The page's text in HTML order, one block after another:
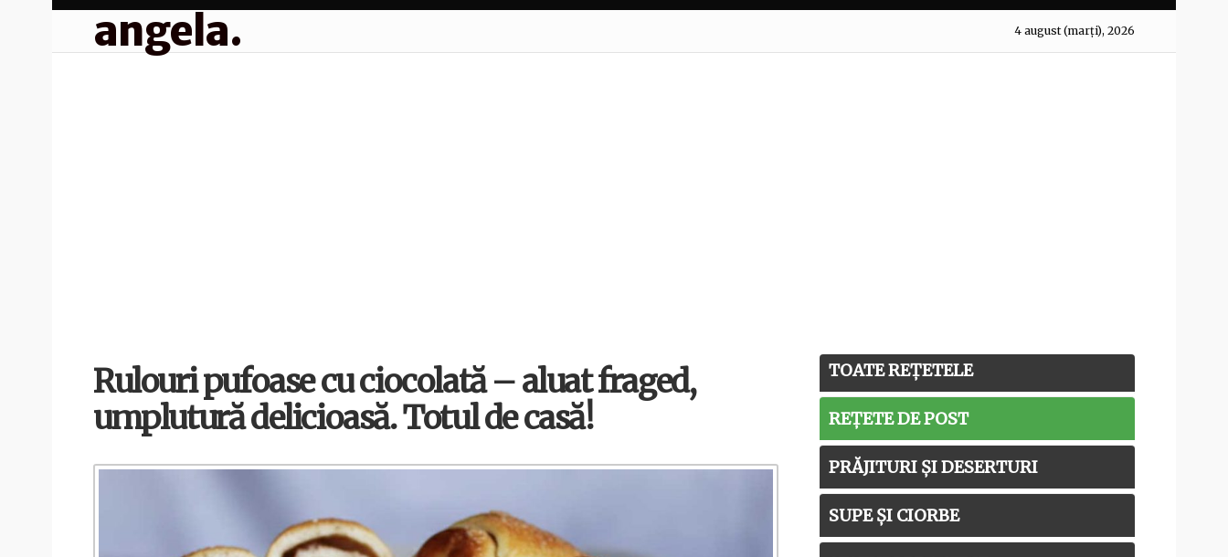
angela. 4 august (marți), 2026
Rulouri pufoase cu ciocolată – aluat fraged,
umplutură delicioasă. Totul de casă!
TOATE REȚETELE
REȚETE DE POST
PRĂJITURI ȘI DESERTURI
SUPE ȘI CIORBE